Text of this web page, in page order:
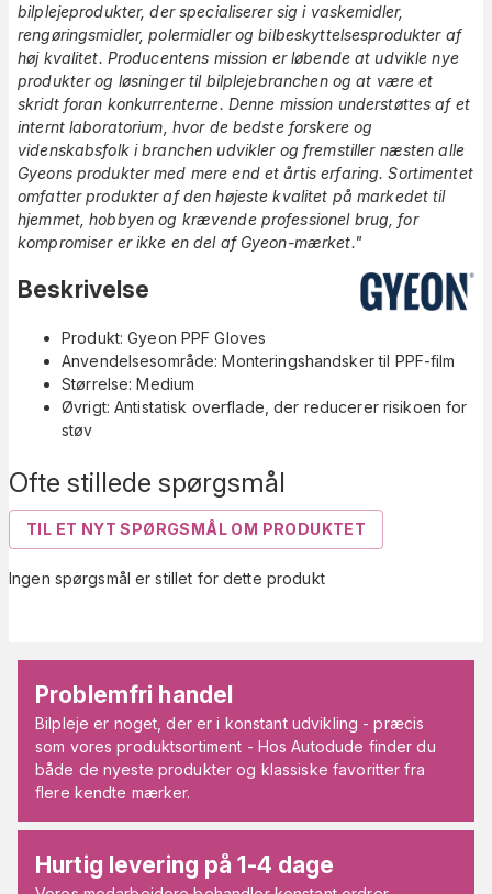
Ofte stillede spørgsmål
TIL ET NYT SPØRGSMÅL OM PRODUKTET
Ingen spørgsmål er stillet for dette produkt
bilplejeprodukter, der specialiserer sig i vaskemidler,
rengøringsmidler, polermidler og bilbeskyttelsesprodukter af
høj kvalitet. Producentens mission er løbende at udvikle nye
produkter og løsninger til bilplejebranchen og at være et
skridt foran konkurrenterne. Denne mission understøttes af et
internt laboratorium, hvor de bedste forskere og
videnskabsfolk i branchen udvikler og fremstiller næsten alle
Gyeons produkter med mere end et årtis erfaring. Sortimentet
omfatter produkter af den højeste kvalitet på markedet til
hjemmet, hobbyen og krævende professionel brug, for
kompromiser er ikke en del af Gyeon-mærket."
Beskrivelse
Produkt: Gyeon PPF Gloves
Anvendelsesområde: Monteringshandsker til PPF-film
Størrelse: Medium
Øvrigt: Antistatisk overflade, der reducerer risikoen for
støv
Problemfri handel
Bilpleje er noget, der er i konstant udvikling - præcis
som vores produktsortiment - Hos Autodude finder du
både de nyeste produkter og klassiske favoritter fra
flere kendte mærker.
Hurtig levering på 1-4 dage